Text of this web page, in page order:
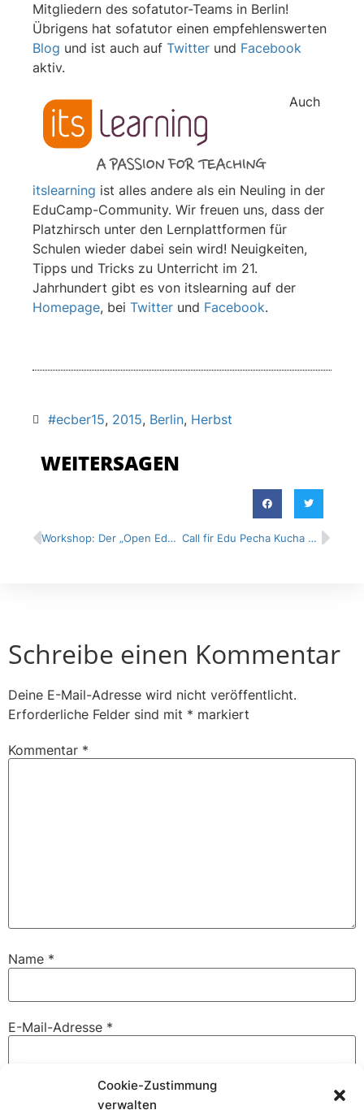
Cookie-Zustimmung
verwalten
Mitgliedern des sofatutor-Teams in Berlin!
Übrigens hat sofatutor einen empfehlenswerten
Blog und ist auch auf Twitter und Facebook
aktiv.
Auch
itslearning ist alles andere als ein Neuling in der
EduCamp-Community. Wir freuen uns, dass der
Platzhirsch unter den Lernplattformen für
Schulen wieder dabei sein wird! Neuigkeiten,
Tipps und Tricks zu Unterricht im 21.
Jahrhundert gibt es von itslearning auf der
Homepage, bei Twitter und Facebook.
#ecber15, 2015, Berlin, Herbst
WEITERSAGEN
Workshop: Der „Open Educational Ideas and Innovations (OEI2)“-Tag am 07. September 2015 Call fir Edu Pecha Kucha – Das Samstagabendprogramm
Schreibe einen Kommentar
Deine E-Mail-Adresse wird nicht veröffentlicht.
Erforderliche Felder sind mit * markiert
Kommentar *
Name *
E-Mail-Adresse *